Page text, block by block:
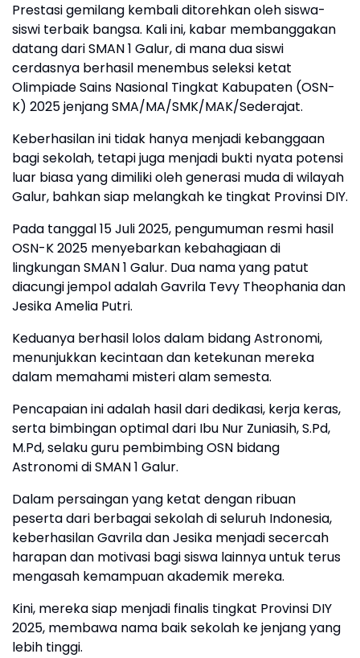
Prestasi gemilang kembali ditorehkan oleh siswa-
siswi terbaik bangsa. Kali ini, kabar membanggakan
datang dari SMAN 1 Galur, di mana dua siswi
cerdasnya berhasil menembus seleksi ketat
Olimpiade Sains Nasional Tingkat Kabupaten (OSN-
K) 2025 jenjang SMA/MA/SMK/MAK/Sederajat.
Keberhasilan ini tidak hanya menjadi kebanggaan
bagi sekolah, tetapi juga menjadi bukti nyata potensi
luar biasa yang dimiliki oleh generasi muda di wilayah
Galur, bahkan siap melangkah ke tingkat Provinsi DIY.
Pada tanggal 15 Juli 2025, pengumuman resmi hasil
OSN-K 2025 menyebarkan kebahagiaan di
lingkungan SMAN 1 Galur. Dua nama yang patut
diacungi jempol adalah Gavrila Tevy Theophania dan
Jesika Amelia Putri.
Keduanya berhasil lolos dalam bidang Astronomi,
menunjukkan kecintaan dan ketekunan mereka
dalam memahami misteri alam semesta.
Pencapaian ini adalah hasil dari dedikasi, kerja keras,
serta bimbingan optimal dari Ibu Nur Zuniasih, S.Pd,
M.Pd, selaku guru pembimbing OSN bidang
Astronomi di SMAN 1 Galur.
Dalam persaingan yang ketat dengan ribuan
peserta dari berbagai sekolah di seluruh Indonesia,
keberhasilan Gavrila dan Jesika menjadi secercah
harapan dan motivasi bagi siswa lainnya untuk terus
mengasah kemampuan akademik mereka.
Kini, mereka siap menjadi finalis tingkat Provinsi DIY
2025, membawa nama baik sekolah ke jenjang yang
lebih tinggi.